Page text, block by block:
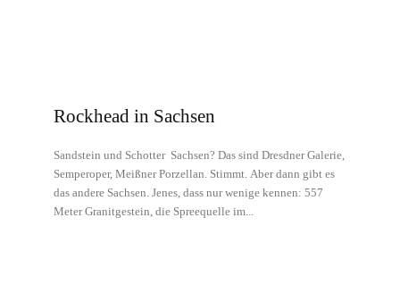
Rockhead in Sachsen
Sandstein und Schotter Sachsen? Das sind Dresdner Galerie,
Semperoper, Meißner Porzellan. Stimmt. Aber dann gibt es
das andere Sachsen. Jenes, dass nur wenige kennen: 557
Meter Granitgestein, die Spreequelle im...